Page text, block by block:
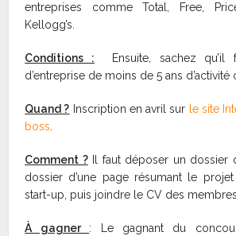
entreprises comme Total, Free,
Kellogg’s.
Conditions : Ensuite, sachez qu’il
d’entreprise de moins de 5 ans d’activité
Quand ? Inscription en avril sur le site
boss
Comment ?Il faut déposer un dossier
dossier d’une page résumant le
start-up, puis joindre le CV des membres
À gagner : Le gagnant du